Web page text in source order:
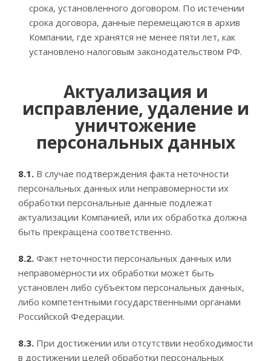
срока, установленного договором. По истечении
срока договора, данные перемещаются в архив
Компании, где хранятся не менее пяти лет, как
установлено налоговым законодательством РФ.
Актуализация и
исправление, удаление и
уничтожение
персональных данных
8.1. В случае подтверждения факта неточности
персональных данных или неправомерности их
обработки персональные данные подлежат
актуализации Компанией, или их обработка должна
быть прекращена соответственно.
8.2. Факт неточности персональных данных или
неправомерности их обработки может быть
установлен либо субъектом персональных данных,
либо компетентными государственными органами
Российской Федерации.
8.3. При достижении или отсутствии необходимости
в достижении целей обработки персональных